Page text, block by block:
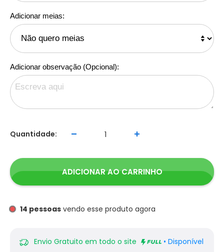
Adicionar meias:
Adicionar observação (Opcional):
Quantidade:
ADICIONAR AO CARRINHO
14 pessoas vendo esse produto agora
Envio Gratuito em todo o site • Disponível